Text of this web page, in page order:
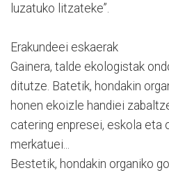
luzatuko litzateke”.
Erakundeei eskaerak
Gainera, talde ekologistak
ditutze. Batetik, hondakin
honen ekoizle handiei
catering enpresei, eskola eta
merkatuei...
Bestetik, hondakin organiko